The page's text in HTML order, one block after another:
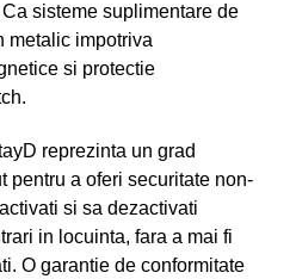
sisteme suplimentare de
metalic impotriva
si protectie
reprezinta un grad
pentru a oferi securitate non-
si sa dezactivati
in locuinta, fara a mai fi
O garantie de conformitate